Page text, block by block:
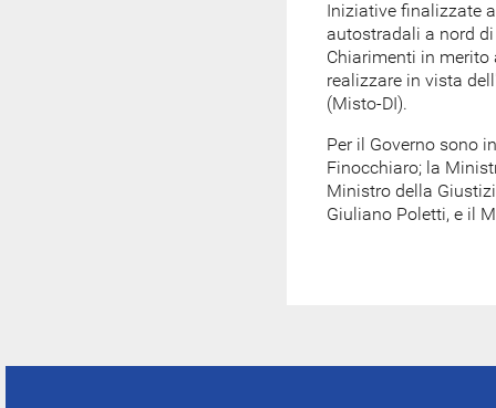
Iniziative finalizzate
autostradali a nord di
Chiarimenti in
realizzare in vista
(Misto-DI).
Per il Governo sono
Finocchiaro; la
Ministro della
Giuliano Poletti, e il